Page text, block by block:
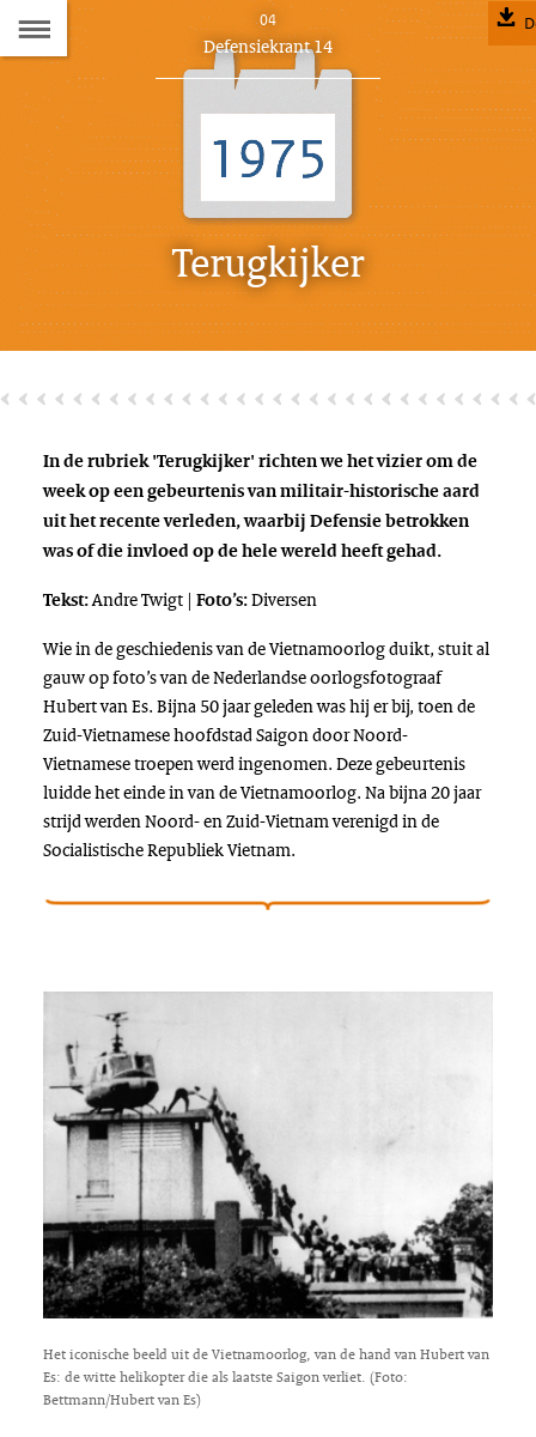
04
Dit
artikel
Defensiekrant 14
Terugkijker
In de rubriek 'Terugkijker' richten we het vizier om de
week op een gebeurtenis van militair-historische aard
uit het recente verleden, waarbij Defensie betrokken
was of die invloed op de hele wereld heeft gehad.
Tekst:Andre Twigt | Foto’s:Diversen
Wie in de geschiedenis van de Vietnamoorlog duikt, stuit al
gauw op foto’s van de Nederlandse oorlogsfotograaf
Hubert van Es. Bijna 50 jaar geleden was hij er bij, toen de
Zuid-Vietnamese hoofdstad Saigon door Noord-
Vietnamese troepen werd ingenomen. Deze gebeurtenis
luidde het einde in van de Vietnamoorlog. Na bijna 20 jaar
strijd werden Noord- en Zuid-Vietnam verenigd in de
Socialistische Republiek Vietnam.
Het iconische beeld uit de Vietnamoorlog, van de hand van Hubert van
Es: de witte helikopter die als laatste Saigon verliet. (Foto:
Bettmann/Hubert van Es)
Naar
de
Inhoudsopgave